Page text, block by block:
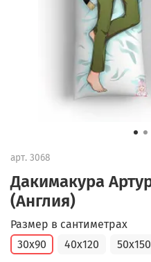
арт. 3068
Дакимакура
(Англия)
Размер в сантиметрах
30x90
40x120 50x150